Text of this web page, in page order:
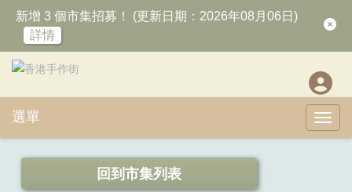
新增 3 個市集招募！ (更新日期：2026年08月06日)
詳情
選單
回到市集列表